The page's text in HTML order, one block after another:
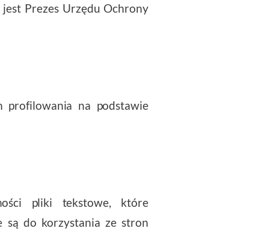
Prezes Urzędu Ochrony
profilowania na podstawie
pliki tekstowe, które
są do korzystania ze stron